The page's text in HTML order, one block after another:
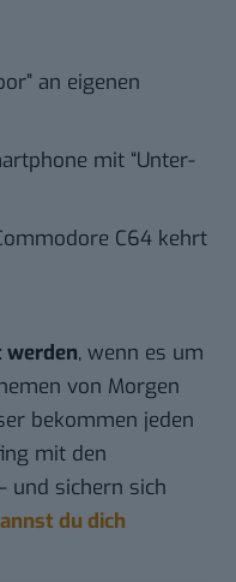
an eigenen
mit “Unter-
C64 kehrt
werden, wenn es um
von Morgen
bekommen jeden
mit den
und sichern sich
du dich